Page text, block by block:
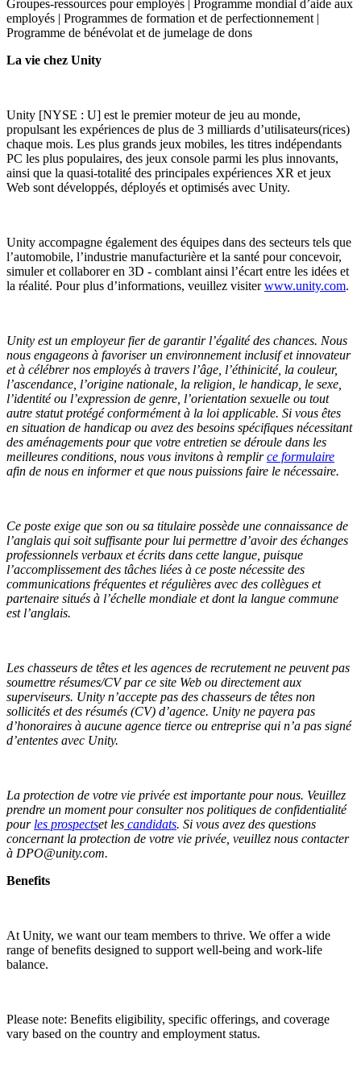
Groupes-ressources pour employés | Programme mondial d’aide aux
employés | Programmes de formation et de perfectionnement |
Programme de bénévolat et de jumelage de dons
La vie chez Unity
Unity [NYSE : U] est le premier moteur de jeu au monde,
propulsant les expériences de plus de 3 milliards d’utilisateurs(rices)
chaque mois. Les plus grands jeux mobiles, les titres indépendants
PC les plus populaires, des jeux console parmi les plus innovants,
ainsi que la quasi-totalité des principales expériences XR et jeux
Web sont développés, déployés et optimisés avec Unity.
Unity accompagne également des équipes dans des secteurs tels que
l’automobile, l’industrie manufacturière et la santé pour concevoir,
simuler et collaborer en 3D - comblant ainsi l’écart entre les idées et
la réalité. Pour plus d’informations, veuillez visiterwww.unity.com.
Unity est un employeur fier de garantir l’égalité des chances. Nous
nous engageons à favoriser un environnement inclusif et innovateur
et à célébrer nos employés à travers l’âge, l’éthinicité, la couleur,
l’ascendance, l’origine nationale, la religion, le handicap, le sexe,
l’identité ou l’expression de genre, l’orientation sexuelle ou tout
autre statut protégé conformément à la loi applicable. Si vous êtes
en situation de handicap ou avez des besoins spécifiques nécessitant
des aménagements pour que votre entretien se déroule dans les
meilleures conditions, nous vous invitons à remplirce formulaire
afin de nous en informer et que nous puissions faire le nécessaire.
Ce poste exige que son ou sa titulaire possède une connaissance de
l’anglais qui soit suffisante pour lui permettre d’avoir des échanges
professionnels verbaux et écrits dans cette langue, puisque
l’accomplissement des tâches liées à ce poste nécessite des
communications fréquentes et régulières avec des collègues et
partenaire situés à l’échelle mondiale et dont la langue commune
est l’anglais.
Les chasseurs de têtes et les agences de recrutement ne peuvent pas
soumettre résumes/CV par ce site Web ou directement aux
superviseurs. Unity n’accepte pas des chasseurs de têtes non
sollicités et des résumés (CV) d’agence. Unity ne payera pas
d’honoraires à aucune agence tierce ou entreprise qui n’a pas signé
d’ententes avec Unity.
La protection de votre vie privée est importante pour nous. Veuillez
prendre un moment pour consulter nos politiques de confidentialité
pour les prospectset les candidats. Si vous avez des questions
concernant la protection de votre vie privée, veuillez nous contacter
à DPO@unity.com.
Benefits
At Unity, we want our team members to thrive. We offer a wide
range of benefits designed to support well-being and work-life
balance.
Please note: Benefits eligibility, specific offerings, and coverage
vary based on the country and employment status.